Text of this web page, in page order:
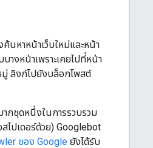
นหาหน้าเว็บใหม่และหน้า
างหน้าเพราะเคยไปที่หน้า
มู่ ลิงก์ไปยังบล็อกโพสต์
ากชุดหนึ่งในการรวบรวม
ไปเดอร์ด้วย) Googlebot
ของ Google ยังได้รับ